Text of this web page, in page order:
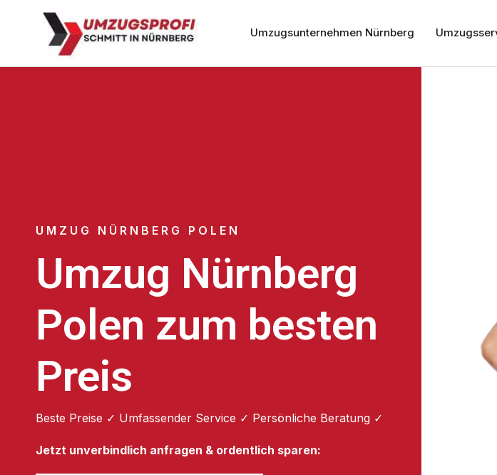
Umzugsunternehmen Nürnberg
UMZUG NÜRNBERG POLEN
Umzug Nürnberg
Polen zum besten
Preis
Beste Preise ✓ Umfassender Service ✓ Persönliche Beratung ✓
Jetzt unverbindlich anfragen & ordentlich sparen: